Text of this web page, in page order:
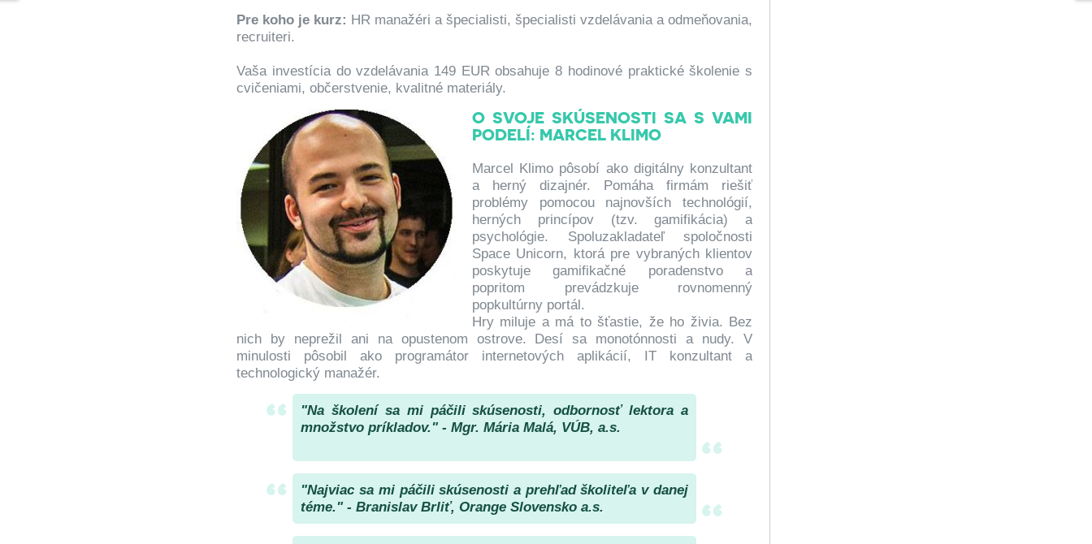
Pre koho je kurz: HR manažéri a špecialisti, špecialisti vzdelávania a odmeňovania,
recruiteri.
Vaša investícia do vzdelávania 149 EUR obsahuje 8 hodinové praktické školenie s
cvičeniami, občerstvenie, kvalitné materiály.
O SVOJE SKÚSENOSTI SA S VAMI
PODELÍ: MARCEL KLIMO
Marcel Klimo pôsobí ako digitálny konzultant
a herný dizajnér. Pomáha firmám riešiť
problémy pomocou najnovších technológií,
herných princípov (tzv. gamifikácia) a
psychológie. Spoluzakladateľ spoločnosti
Space Unicorn, ktorá pre vybraných klientov
poskytuje gamifikačné poradenstvo a
popritom prevádzkuje rovnomenný
popkultúrny portál.
Hry miluje a má to šťastie, že ho živia. Bez
nich by neprežil ani na opustenom ostrove. Desí sa monotónnosti a nudy. V
minulosti pôsobil ako programátor internetových aplikácií, IT konzultant a
technologický manažér.
"Na školení sa mi páčili skúsenosti, odbornosť lektora a
množstvo príkladov." - Mgr. Mária Malá, VÚB, a.s.
"Najviac sa mi páčili skúsenosti a prehľad školiteľa v danej
téme." - Branislav Brliť, Orange Slovensko a.s.